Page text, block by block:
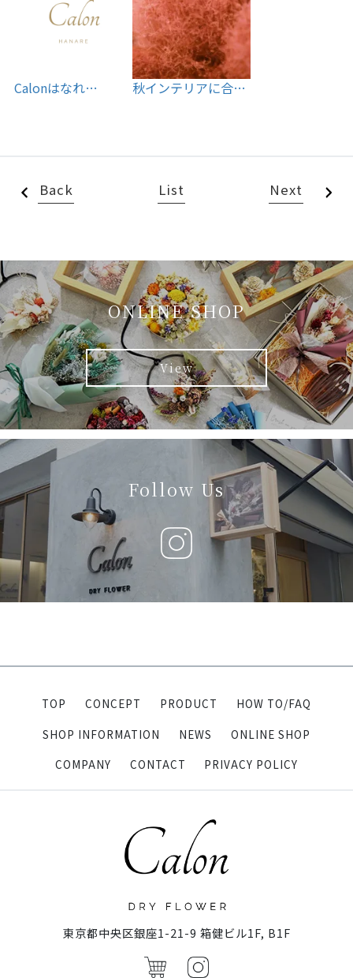
Calonはなれ… 秋インテリアに合…
Back List Next
ONLINE SHOP
View
Follow Us
TOP CONCEPT PRODUCT
HOW TO/FAQ
SHOP INFORMATION
NEWS
ONLINE SHOP
COMPANY
CONTACT PRIVACY POLICY
東京都中央区銀座1-21-9 箱健ビル1F, B1F